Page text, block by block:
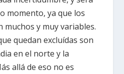
momento, ya que los
y muy variables.
quedan excluídas son
en el norte y la
allá de eso no es